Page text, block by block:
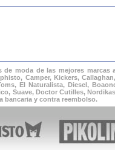
moda de las mejores
Camper, Kickers,
El Naturalista, Diesel,
Suave, Doctor Cutilles,
bancaria y contra reembolso.